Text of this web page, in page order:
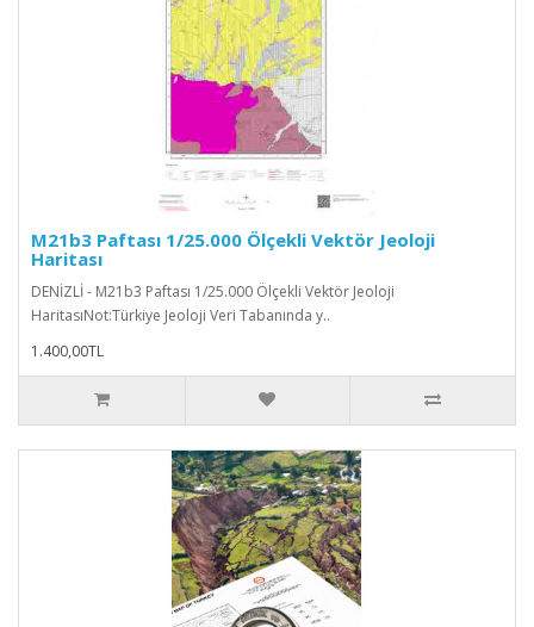
M21b3 Paftası 1/25.000 Ölçekli Vektör Jeoloji
Haritası
DENİZLİ - M21b3 Paftası 1/25.000 Ölçekli Vektör Jeoloji
HaritasıNot:Türkiye Jeoloji Veri Tabanında y..
1.400,00TL